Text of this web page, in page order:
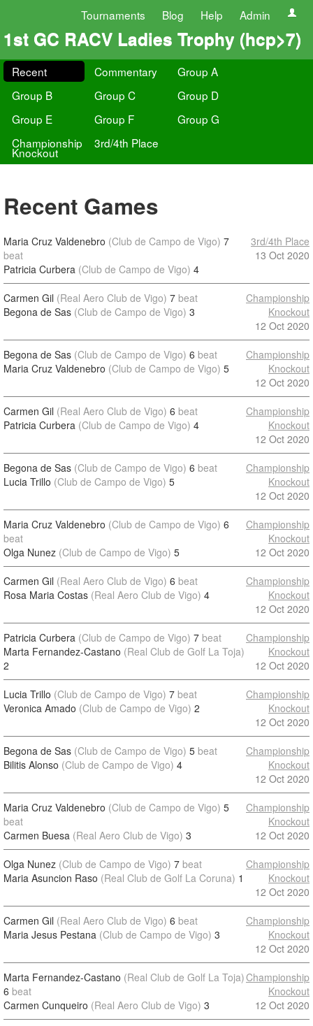
Tournaments Blog Help Admin
1st GC RACV Ladies Trophy (hcp>7)
Recent Commentary
Group A
Group B
Group C
Group D
Group E
Group F
Group G
Championship
Knockout
3rd/4th Place
Recent Games
Maria Cruz Valdenebro (Club de Campo de Vigo) 7
beat
Patricia Curbera (Club de Campo de Vigo) 4
3rd/4th Place
13 Oct 2020
Carmen Gil (Real Aero Club de Vigo) 7 beat
Begona de Sas (Club de Campo de Vigo) 3
Championship
Knockout
12 Oct 2020
Begona de Sas (Club de Campo de Vigo) 6 beat
Maria Cruz Valdenebro (Club de Campo de Vigo) 5
Championship
Knockout
12 Oct 2020
Carmen Gil (Real Aero Club de Vigo) 6 beat
Patricia Curbera (Club de Campo de Vigo) 4
Championship
Knockout
12 Oct 2020
Begona de Sas (Club de Campo de Vigo) 6 beat
Lucia Trillo (Club de Campo de Vigo) 5
Championship
Knockout
12 Oct 2020
Maria Cruz Valdenebro (Club de Campo de Vigo) 6
beat
Olga Nunez (Club de Campo de Vigo) 5
Championship
Knockout
12 Oct 2020
Carmen Gil (Real Aero Club de Vigo) 6 beat
Rosa Maria Costas (Real Aero Club de Vigo) 4
Championship
Knockout
12 Oct 2020
Patricia Curbera (Club de Campo de Vigo) 7 beat
Marta Fernandez-Castano (Real Club de Golf La Toja)
2
Championship
Knockout
12 Oct 2020
Lucia Trillo (Club de Campo de Vigo) 7 beat
Veronica Amado (Club de Campo de Vigo) 2
Championship
Knockout
12 Oct 2020
Begona de Sas (Club de Campo de Vigo) 5 beat
Bilitis Alonso (Club de Campo de Vigo) 4
Championship
Knockout
12 Oct 2020
Maria Cruz Valdenebro (Club de Campo de Vigo) 5
beat
Carmen Buesa (Real Aero Club de Vigo) 3
Championship
Knockout
12 Oct 2020
Olga Nunez (Club de Campo de Vigo) 7 beat
Maria Asuncion Raso (Real Club de Golf La Coruna) 1
Championship
Knockout
12 Oct 2020
Carmen Gil (Real Aero Club de Vigo) 6 beat
Maria Jesus Pestana (Club de Campo de Vigo) 3
Championship
Knockout
12 Oct 2020
Marta Fernandez-Castano (Real Club de Golf La Toja)
6 beat
Carmen Cunqueiro (Real Aero Club de Vigo) 3
Championship
Knockout
12 Oct 2020